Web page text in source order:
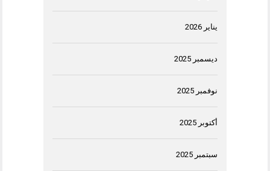
يناير 2026
ديسمبر 2025
نوفمبر 2025
أكتوبر 2025
سبتمبر 2025